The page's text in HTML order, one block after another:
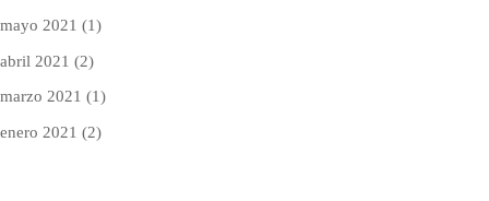
mayo 2021 (1)
abril 2021 (2)
marzo 2021 (1)
enero 2021 (2)